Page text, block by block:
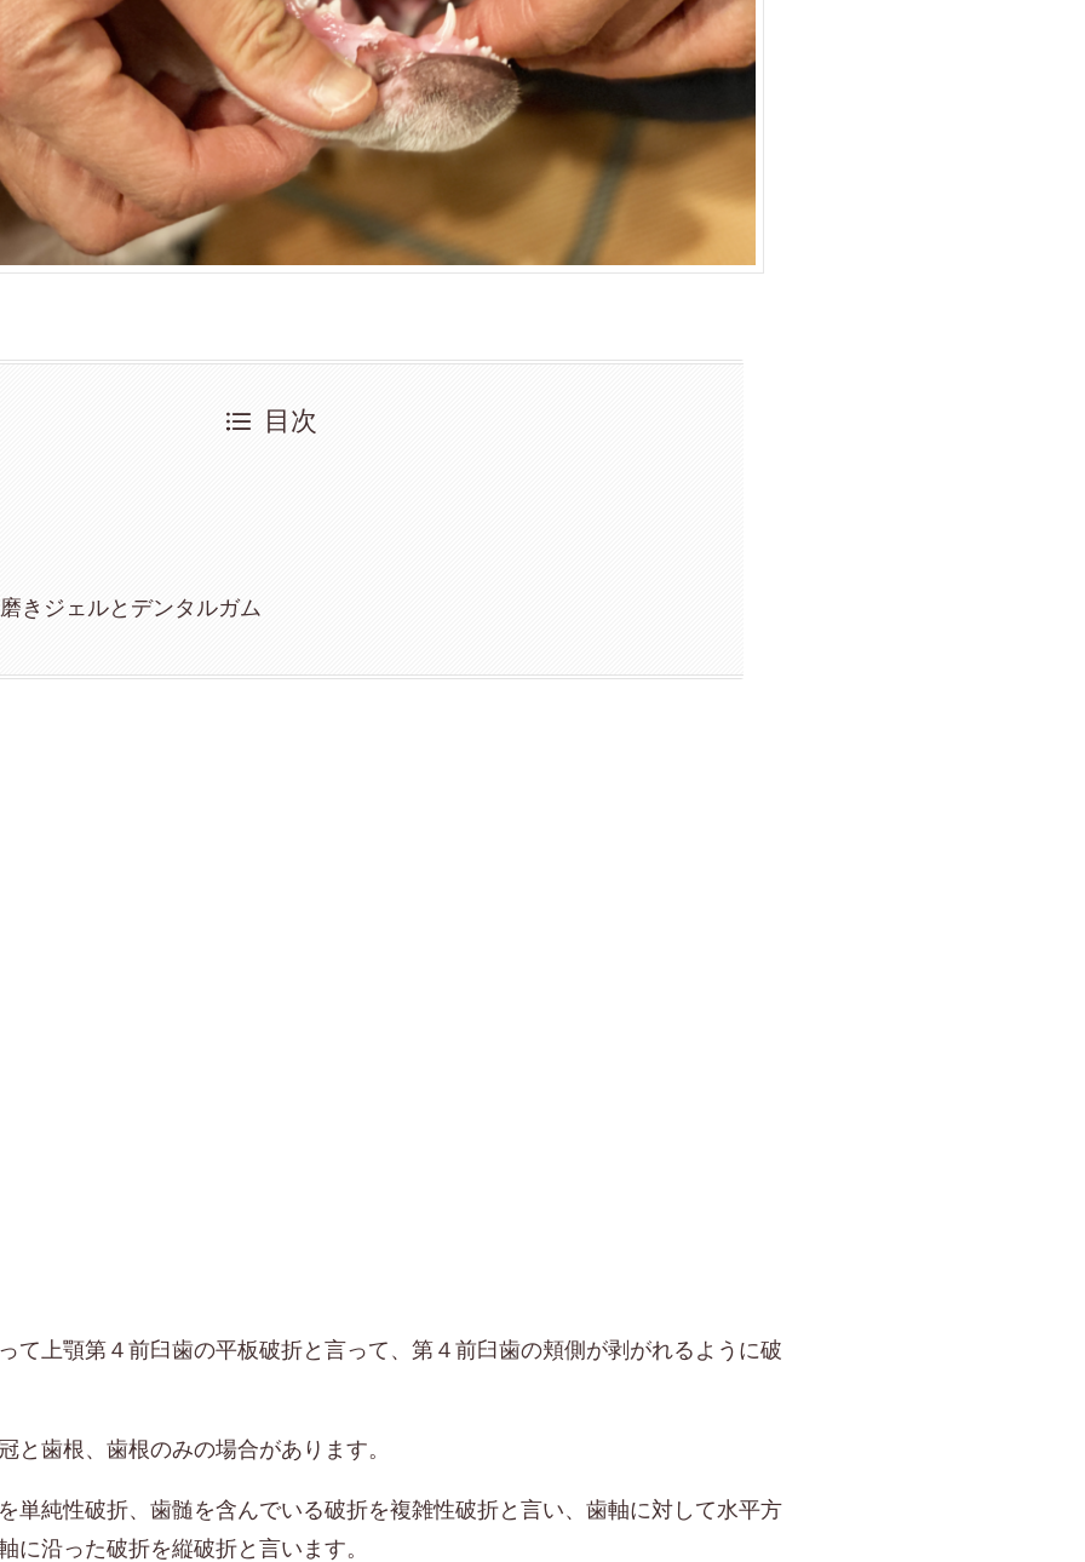
目次
きジェルとデンタルガム
て上顎第４前臼歯の平板破折と言って、第４前臼歯の頬側が剥がれるように破
と歯根、歯根のみの場合があります。
単純性破折、歯髄を含んでいる破折を複雑性破折と言い、歯軸に対して水平方
に沿った破折を縦破折と言います。